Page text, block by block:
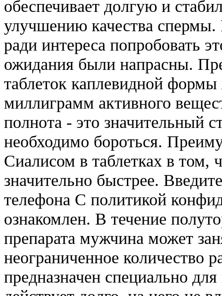
обеспечивает долгую и
улучшению качества
ради интереса попробовать
ожидания были напрасны.
таблеток каплевидной
миллиграмм активного
полнота - это значительный
необходимо бороться.
Сиалисом в таблетках в том,
значительно быстрее.
телефона С политикой
ознакомлен. В течение
препарата мужчина может
неограниченное количество
предназначен специально